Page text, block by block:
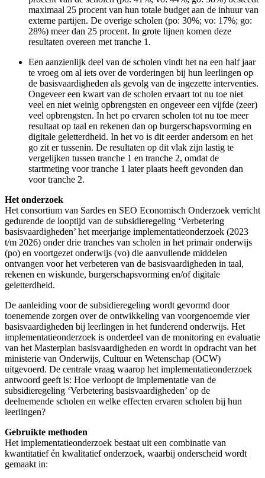
maximaal 25 procent van hun totale budget aan de inhuur van
externe partijen. De overige scholen (po: 30%; vo: 17%; go:
28%) meer dan 25 procent. In grote lijnen komen deze
resultaten overeen met tranche 1.
Een aanzienlijk deel van de scholen vindt het na een half jaar
te vroeg om al iets over de vorderingen bij hun leerlingen op
de basisvaardigheden als gevolg van de ingezette interventies.
Ongeveer een kwart van de scholen ervaart tot nu toe niet
veel en niet weinig opbrengsten en ongeveer een vijfde (zeer)
veel opbrengsten. In het po ervaren scholen tot nu toe meer
resultaat op taal en rekenen dan op burgerschapsvorming en
digitale geletterdheid. In het vo is dit eerder andersom en het
go zit er tussenin. De resultaten op dit vlak zijn lastig te
vergelijken tussen tranche 1 en tranche 2, omdat de
startmeting voor tranche 1 later plaats heeft gevonden dan
voor tranche 2.
Het onderzoek
Het consortium van Sardes en SEO Economisch Onderzoek verricht
gedurende de looptijd van de subsidieregeling ‘Verbetering
basisvaardigheden’ het meerjarige implementatieonderzoek (2023
t/m 2026) onder drie tranches van scholen in het primair onderwijs
(po) en voortgezet onderwijs (vo) die aanvullende middelen
ontvangen voor het verbeteren van de basisvaardigheden in taal,
rekenen en wiskunde, burgerschapsvorming en/of digitale
geletterdheid.
De aanleiding voor de subsidieregeling wordt gevormd door
toenemende zorgen over de ontwikkeling van voorgenoemde vier
basisvaardigheden bij leerlingen in het funderend onderwijs. Het
implementatieonderzoek is onderdeel van de monitoring en evaluatie
van het Masterplan basisvaardigheden en wordt in opdracht van het
ministerie van Onderwijs, Cultuur en Wetenschap (OCW)
uitgevoerd. De centrale vraag waarop het implementatieonderzoek
antwoord geeft is: Hoe verloopt de implementatie van de
subsidieregeling ‘Verbetering basisvaardigheden’ op de
deelnemende scholen en welke effecten ervaren scholen bij hun
leerlingen?
Gebruikte methoden
Het implementatieonderzoek bestaat uit een combinatie van
kwantitatief én kwalitatief onderzoek, waarbij onderscheid wordt
gemaakt in: